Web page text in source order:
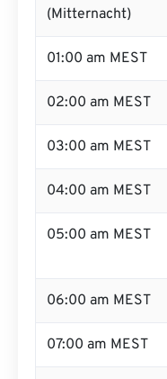
(Mitternacht)
01:00 am MEST
02:00 am MEST
03:00 am MEST
04:00 am MEST
05:00 am MEST
06:00 am MEST
07:00 am MEST